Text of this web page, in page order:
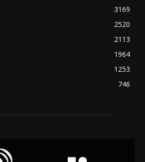
3169
2520
2113
1964
1253
746